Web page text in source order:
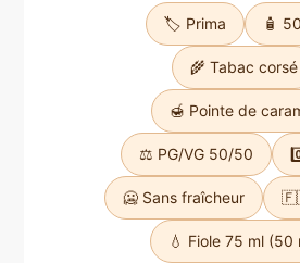
🏷️ Prima 🧴
🌾 Tabac corsé
🍯 Pointe de
⚖️ PG/VG 50/50
🥶 Sans fraîcheur
💧 Fiole 75 ml (50